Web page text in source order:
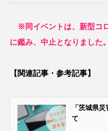
※同イベントは、新型コ
に鑑み、中止となりました。
【関連記事・参考記事】
「茨城県
て